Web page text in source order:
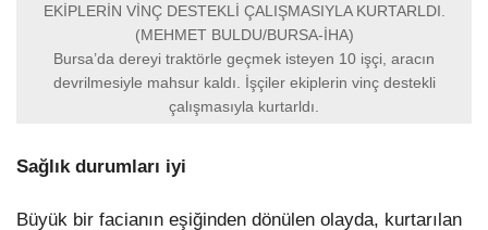
EKİPLERİN VİNÇ DESTEKLİ ÇALIŞMASIYLA KURTARLDI.
(MEHMET BULDU/BURSA-İHA)
Bursa’da dereyi traktörle geçmek isteyen 10 işçi, aracın
devrilmesiyle mahsur kaldı. İşçiler ekiplerin vinç destekli
çalışmasıyla kurtarldı.
Sağlık durumları iyi
Büyük bir facianın eşiğinden dönülen olayda, kurtarılan